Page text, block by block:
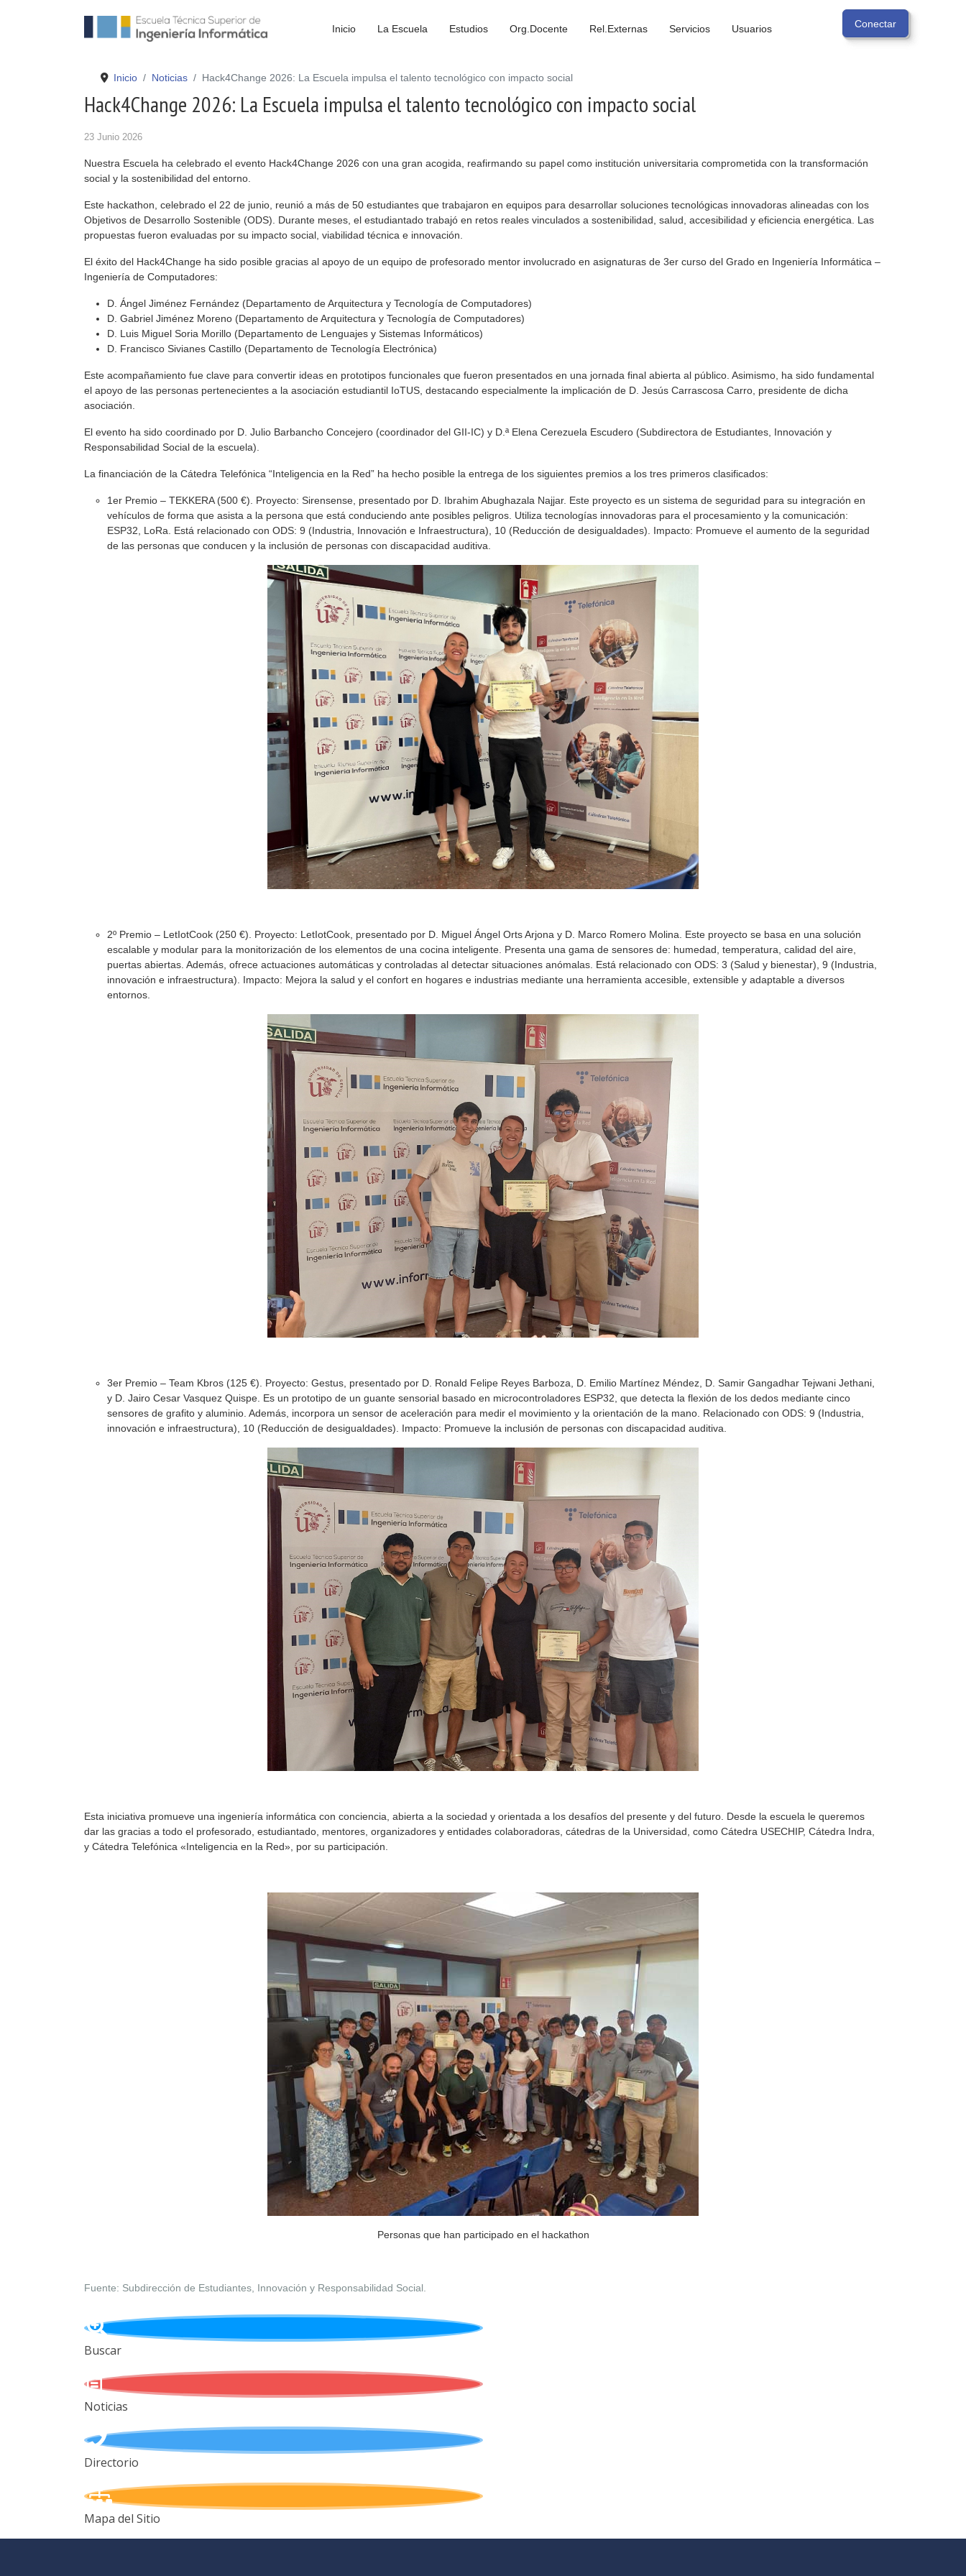
Inicio La Escuela Estudios Org.Docente Rel.Externas Servicios Usuarios
Inicio Noticias Hack4Change 2026: La Escuela impulsa el talento tecnológico con impacto social
Hack4Change 2026: La Escuela impulsa el talento tecnológico con impacto social
23 Junio 2026
Nuestra Escuela ha celebrado el evento Hack4Change 2026 con una gran acogida, reafirmando su papel como institución universitaria comprometida con la transformación
social y la sostenibilidad del entorno.
Este hackathon, celebrado el 22 de junio, reunió a más de 50 estudiantes que trabajaron en equipos para desarrollar soluciones tecnológicas innovadoras alineadas con los
Objetivos de Desarrollo Sostenible (ODS). Durante meses, el estudiantado trabajó en retos reales vinculados a sostenibilidad, salud, accesibilidad y eficiencia energética. Las
propuestas fueron evaluadas por su impacto social, viabilidad técnica e innovación.
El éxito del Hack4Change ha sido posible gracias al apoyo de un equipo de profesorado mentor involucrado en asignaturas de 3er curso del Grado en Ingeniería Informática –
Ingeniería de Computadores:
D. Ángel Jiménez Fernández (Departamento de Arquitectura y Tecnología de Computadores)
D. Gabriel Jiménez Moreno (Departamento de Arquitectura y Tecnología de Computadores)
D. Luis Miguel Soria Morillo (Departamento de Lenguajes y Sistemas Informáticos)
D. Francisco Sivianes Castillo (Departamento de Tecnología Electrónica)
Este acompañamiento fue clave para convertir ideas en prototipos funcionales que fueron presentados en una jornada final abierta al público. Asimismo, ha sido fundamental
el apoyo de las personas pertenecientes a la asociación estudiantil IoTUS, destacando especialmente la implicación de D. Jesús Carrascosa Carro, presidente de dicha
asociación.
El evento ha sido coordinado por D. Julio Barbancho Concejero (coordinador del GII-IC) y D.ª Elena Cerezuela Escudero (Subdirectora de Estudiantes, Innovación y
Responsabilidad Social de la escuela).
La financiación de la Cátedra Telefónica “Inteligencia en la Red” ha hecho posible la entrega de los siguientes premios a los tres primeros clasificados:
1er Premio – TEKKERA (500 €). Proyecto: Sirensense, presentado por D. Ibrahim Abughazala Najjar. Este proyecto es un sistema de seguridad para su integración en
vehículos de forma que asista a la persona que está conduciendo ante posibles peligros. Utiliza tecnologías innovadoras para el procesamiento y la comunicación:
ESP32, LoRa. Está relacionado con ODS: 9 (Industria, Innovación e Infraestructura), 10 (Reducción de desigualdades). Impacto: Promueve el aumento de la seguridad
de las personas que conducen y la inclusión de personas con discapacidad auditiva.
2º Premio – LetIotCook (250 €). Proyecto: LetIotCook, presentado por D. Miguel Ángel Orts Arjona y D. Marco Romero Molina. Este proyecto se basa en una solución
escalable y modular para la monitorización de los elementos de una cocina inteligente. Presenta una gama de sensores de: humedad, temperatura, calidad del aire,
puertas abiertas. Además, ofrece actuaciones automáticas y controladas al detectar situaciones anómalas. Está relacionado con ODS: 3 (Salud y bienestar), 9 (Industria,
innovación e infraestructura). Impacto: Mejora la salud y el confort en hogares e industrias mediante una herramienta accesible, extensible y adaptable a diversos
entornos.
3er Premio – Team Kbros (125 €). Proyecto: Gestus, presentado por D. Ronald Felipe Reyes Barboza, D. Emilio Martínez Méndez, D. Samir Gangadhar Tejwani Jethani,
y D. Jairo Cesar Vasquez Quispe. Es un prototipo de un guante sensorial basado en microcontroladores ESP32, que detecta la flexión de los dedos mediante cinco
sensores de grafito y aluminio. Además, incorpora un sensor de aceleración para medir el movimiento y la orientación de la mano. Relacionado con ODS: 9 (Industria,
innovación e infraestructura), 10 (Reducción de desigualdades). Impacto: Promueve la inclusión de personas con discapacidad auditiva.
Esta iniciativa promueve una ingeniería informática con conciencia, abierta a la sociedad y orientada a los desafíos del presente y del futuro. Desde la escuela le queremos
dar las gracias a todo el profesorado, estudiantado, mentores, organizadores y entidades colaboradoras, cátedras de la Universidad, como Cátedra USECHIP, Cátedra Indra,
y Cátedra Telefónica «Inteligencia en la Red», por su participación.
Personas que han participado en el hackathon
Fuente: Subdirección de Estudiantes, Innovación y Responsabilidad Social.
Buscar
Noticias
Directorio
Mapa del Sitio